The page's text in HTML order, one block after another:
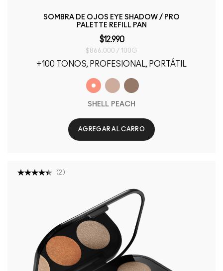
SOMBRA DE OJOS EYE SHADOW / PRO
PALETTE REFILL PAN
$12.990
$866.000 / 100G
+100 TONOS, PROFESIONAL, PORTÁTIL
SHELL PEACH
AGREGAR AL CARRO
(2 )